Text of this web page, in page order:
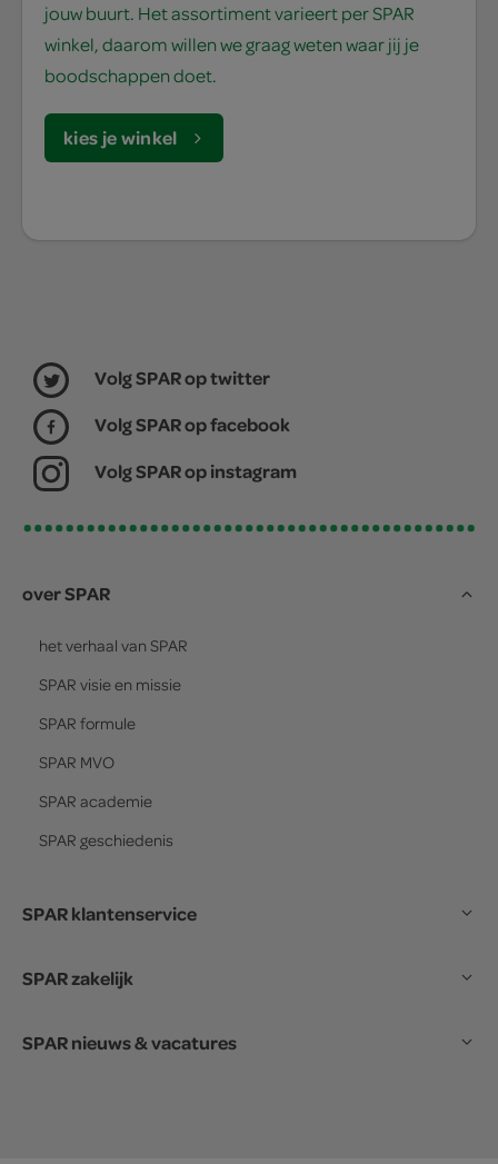
jouw buurt. Het assortiment varieert per SPAR
winkel, daarom willen we graag weten waar jij je
boodschappen doet.
kies je winkel
Volg SPAR op twitter
Volg SPAR op facebook
Volg SPAR op instagram
over SPAR
het verhaal van SPAR
SPAR visie en missie
SPAR formule
SPAR MVO
SPAR academie
SPAR geschiedenis
SPAR klantenservice
SPAR zakelijk
SPAR nieuws & vacatures